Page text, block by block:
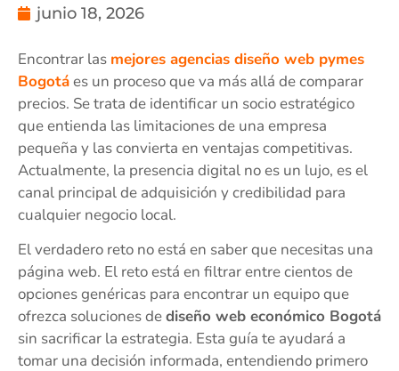
junio 18, 2026
Encontrar las mejores agencias diseño web pymes
Bogotáes un proceso que va más allá de comparar
precios. Se trata de identificar un socio estratégico
que entienda las limitaciones de una empresa
pequeña y las convierta en ventajas competitivas.
Actualmente, la presencia digital no es un lujo, es el
canal principal de adquisición y credibilidad para
cualquier negocio local.
El verdadero reto no está en saber que necesitas una
página web. El reto está en filtrar entre cientos de
opciones genéricas para encontrar un equipo que
ofrezca soluciones dediseño web económico Bogotá
sin sacrificar la estrategia. Esta guía te ayudará a
tomar una decisión informada, entendiendo primero